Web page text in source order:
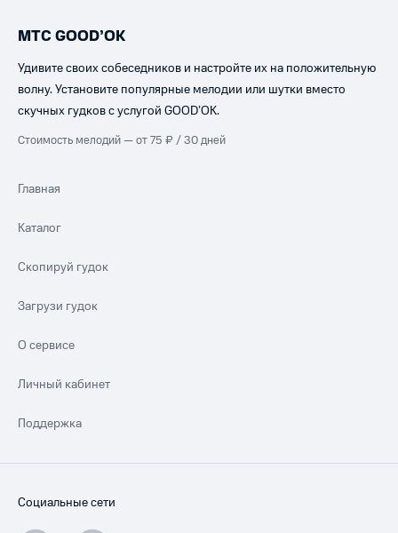
МТС GOOD’OK
Удивите своих собеседников и настройте их на положительную
волну. Установите популярные мелодии или шутки вместо
скучных гудков с услугой GOOD’OK.
Стоимость мелодий — от 75 ₽ / 30 дней
Главная
Каталог
Скопируй гудок
Загрузи гудок
О сервисе
Личный кабинет
Поддержка
Социальные сети